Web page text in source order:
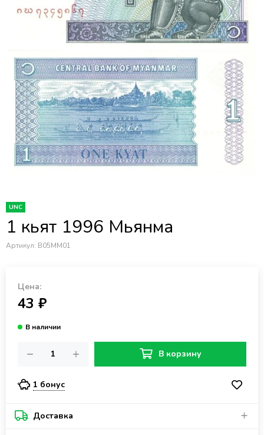
UNC
1 кьят 1996 Мьянма
Артикул: B05MM01
Цена:
43 ₽
В корзину
1 бонус
Доставка